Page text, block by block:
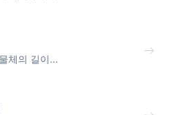
체의 길이...